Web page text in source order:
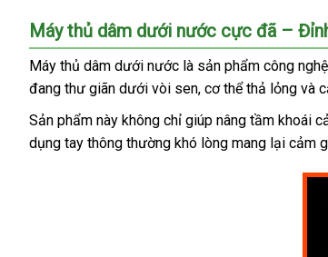
Máy thủ dâm dưới nước cực đã –
Máy thủ dâm dưới nước là sản phẩm công
đang thư giãn dưới vòi sen, cơ thể thả lỏng và
Sản phẩm này không chỉ giúp nâng tầm khoái
dụng tay thông thường khó lòng mang lại cảm